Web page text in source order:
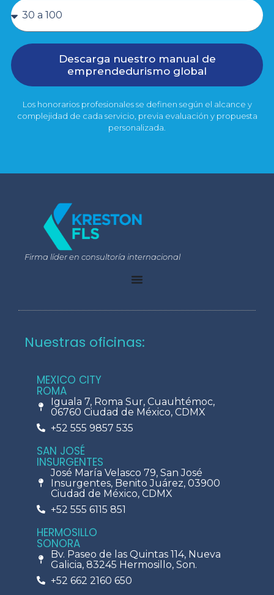
Descarga nuestro manual de
emprendedurismo global
Los honorarios profesionales se definen según el alcance y
complejidad de cada servicio, previa evaluación y propuesta
personalizada.
Firma líder en consultoría internacional
Nuestras oficinas:
MEXICO CITY
ROMA
Iguala 7, Roma Sur, Cuauhtémoc,
06760 Ciudad de México, CDMX
+52 555 9857 535
SAN JOSÉ
INSURGENTES
José María Velasco 79, San José
Insurgentes, Benito Juárez, 03900
Ciudad de México, CDMX
+52 555 6115 851
HERMOSILLO
SONORA
Bv. Paseo de las Quintas 114, Nueva
Galicia, 83245 Hermosillo, Son.
+52 662 2160 650